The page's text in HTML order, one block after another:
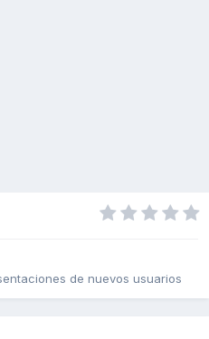
de nuevos usuarios